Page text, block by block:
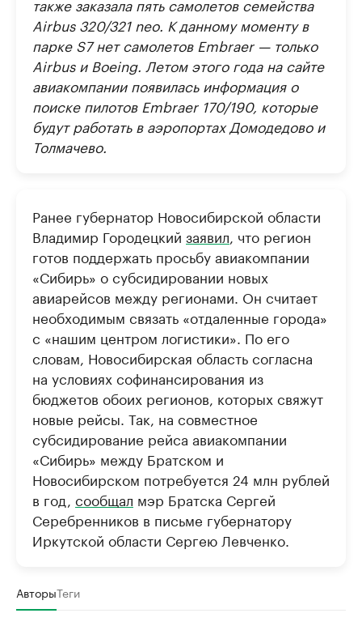
Airbus 320/321 neo. К данному моменту в
парке S7 нет самолетов Embraer — только
Airbus и Boeing. Летом этого года на сайте
авиакомпании появилась информация о
поиске пилотов Embraer 170/190, которые
будут работать в аэропортах Домодедово и
Толмачево.
Ранее губернатор Новосибирской области
Владимир Городецкий заявил , что регион
готов поддержать просьбу авиакомпании
«Сибирь» о субсидировании новых
авиарейсов между регионами. Он считает
необходимым связать «отдаленные города»
с «нашим центром логистики». По его
словам, Новосибирская область согласна
на условиях софинансирования из
бюджетов обоих регионов, которых свяжут
новые рейсы. Так, на совместное
субсидирование рейса авиакомпании
«Сибирь» между Братском и
Новосибирском потребуется 24 млн рублей
в год, сообщал мэр Братска Сергей
Серебренников в письме губернатору
Иркутской области Сергею Левченко.
АвторыТеги